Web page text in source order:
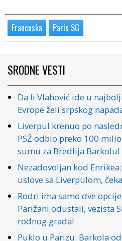
Francuska Paris SG
SRODNE VESTI
Da li Vlahović ide u
Evrope želi srpskog
Liverpul krenuo po
PSŽ odbio preko 100
sumu za Bredlija Barkolu!
Nezadovoljan kod
uslove sa Liverpulom,
Rodri ima samo dve
Parižani odustali, vezista
rodnog grada!
Puklo u Parizu: Barkola